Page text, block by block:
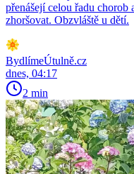
přenášejí celou řadu chorob
zhoršovat. Obzvláště u dětí.
BydlímeÚtulně.cz
dnes, 04:17
2 min